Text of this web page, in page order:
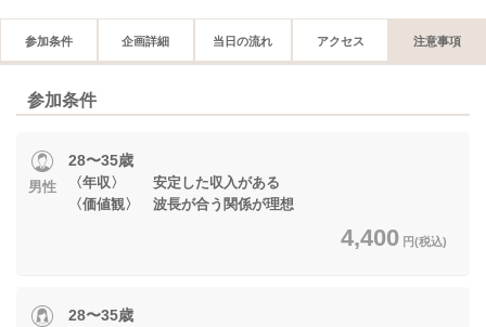
参加条件 企画詳細 当日の流れ アクセス 注意事項
参加条件
男性
28〜35歳
〈年収〉 安定した収入がある
〈価値観〉 波長が合う関係が理想
4,400 円(税込)
28〜35歳